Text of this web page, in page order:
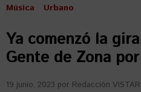
Música Urbano
Ya comenzó la
Gente de Zona
19 junio, 2023 por Redacción VISTAR